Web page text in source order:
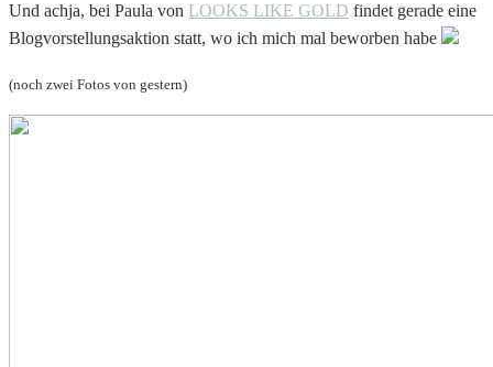
Und achja, bei Paula von LOOKS LIKE GOLD findet gerade eine
Blogvorstellungsaktion statt, wo ich mich mal beworben habe
(noch zwei Fotos von gestern)